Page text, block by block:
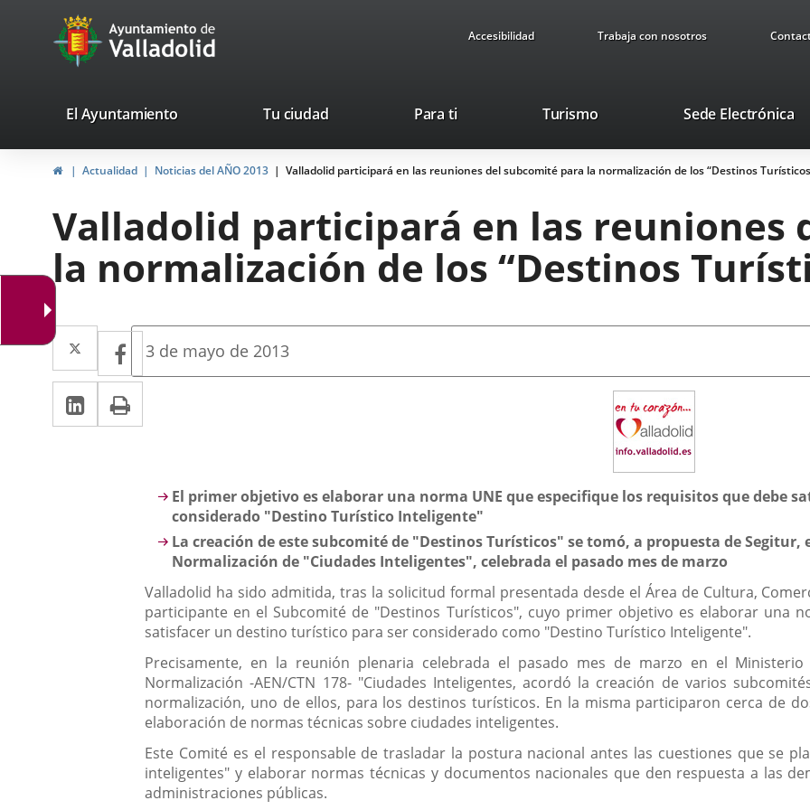
Portal
Web
Ayuntamiento
de
Accesibilidad Trabaja con nosotros
valladolid.es
El Ayuntamiento Tu ciudad Para ti TurismoThis
will
open
pop-
up
window.
Sede Electrónica
HomeActualidad Noticias del AÑO 2013 Valladolid participará en las reuniones del subcomité para la normalización de los “Destinos
Valladolid participará en las reuniones
la normalización de los “Destinos
Twitter
Enlace
a
una
aplicación
Facebook
Enlace
a
una
Linkedin
Enlace
a
aplicación
Fecha
la
3 de mayo de 2013
Descripción
El primer objetivo es elaborar una norma UNE que especifique los requisitos que debe
considerado "Destino Turístico Inteligente"
La creación de este subcomité de "Destinos Turísticos" se tomó, a propuesta de
Normalización de "Ciudades Inteligentes", celebrada el pasado mes de marzo
Valladolid ha sido admitida, tras la solicitud formal presentada desde el Área de Cultura,
participante en el Subcomité de "Destinos Turísticos", cuyo primer objetivo es elaborar una
satisfacer un destino turístico para ser considerado como "Destino Turístico Inteligente".
Precisamente, en la reunión plenaria celebrada el pasado mes de marzo en el
Normalización -AEN/CTN 178- "Ciudades Inteligentes, acordó la creación de varios
normalización, uno de ellos, para los destinos turísticos. En la misma participaron cerca de
elaboración de normas técnicas sobre ciudades inteligentes.
Este Comité es el responsable de trasladar la postura nacional antes las cuestiones que se
inteligentes" y elaborar normas técnicas y documentos nacionales que den respuesta a las
administraciones públicas.